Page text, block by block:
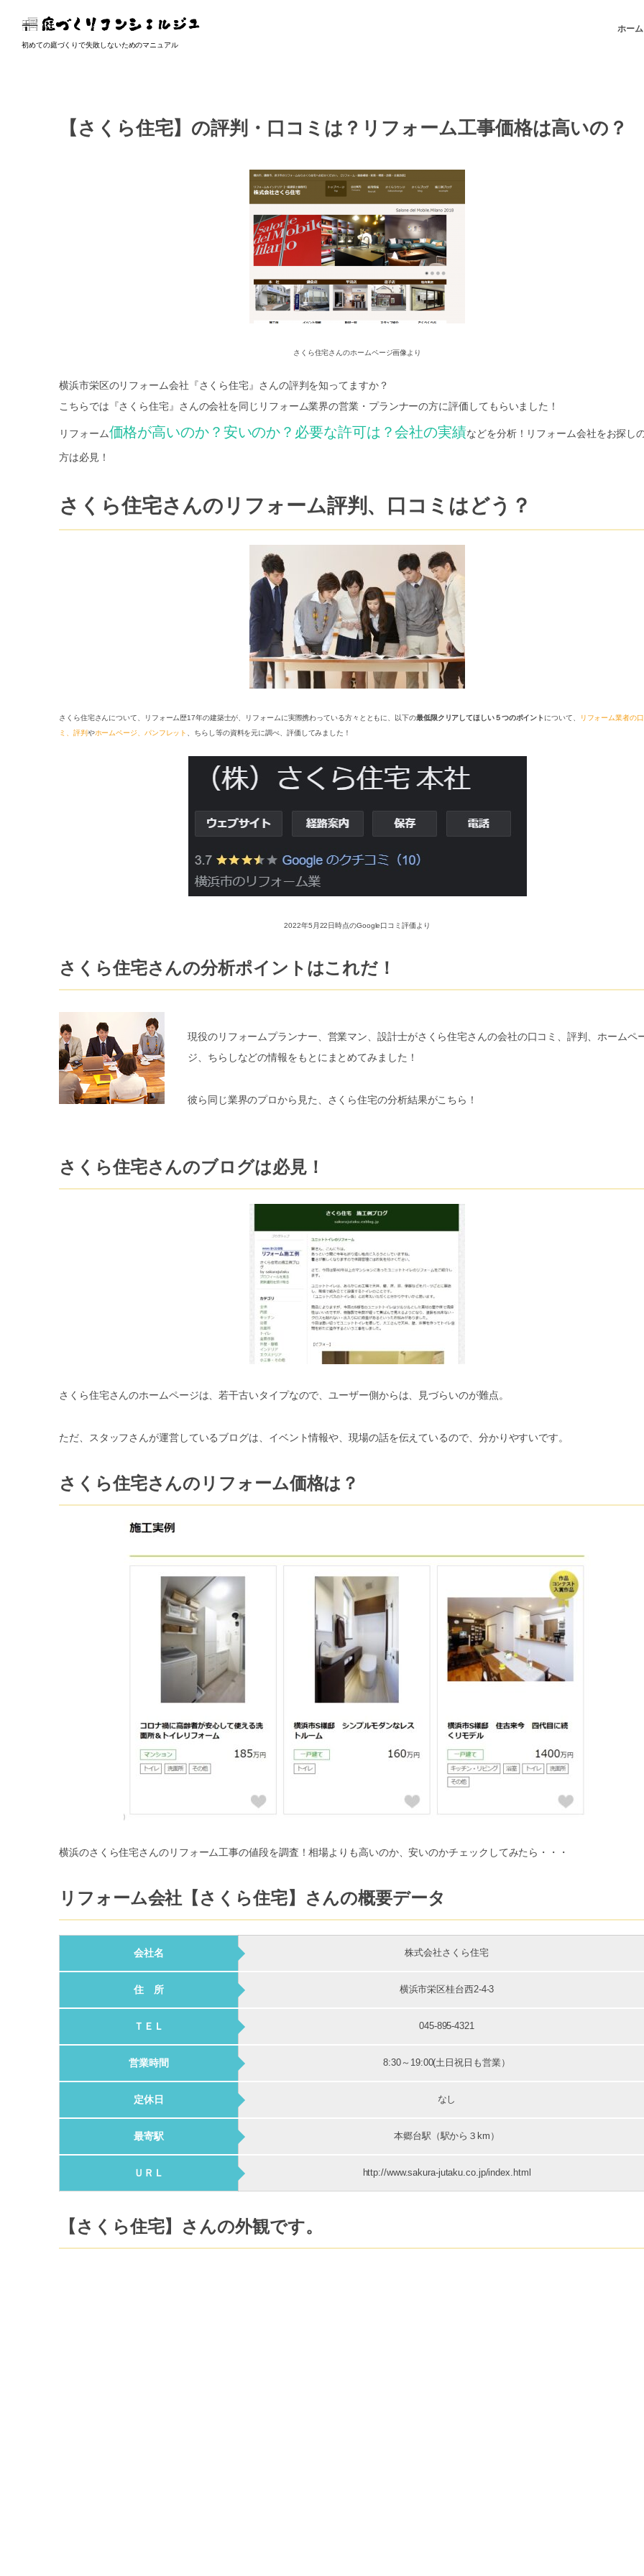
初めての庭づくりで失敗しないためのマニュアル
ホーム
【さくら住宅】の評判・口コミは？リフォーム工事価格は高いの？
さくら住宅さんのホームページ画像より
横浜市栄区のリフォーム会社『さくら住宅』さんの評判を知ってますか？
こちらでは『さくら住宅』さんの会社を同じリフォーム業界の営業・プランナーの方に評価してもらいました！
リフォーム価格が高いのか？安いのか？必要な許可は？会社の実績などを分析！リフォーム会社をお探し
方は必見！
さくら住宅さんのリフォーム評判、口コミはどう？
さくら住宅さんについて、リフォーム歴17年の建築士が、リフォームに実際携わっている方々とともに、以下の最低限クリアしてほしい５つのポイント について、
リフォーム業者の口
ミ、評判やホームページ、パンフレット 、ちらし等の資料を元に調べ、評価してみました！
2022年5月22日時点のGoogle口コミ評価より
さくら住宅さんの分析ポイントはこれだ！
現役のリフォームプランナー、営業マン、設計士がさくら住宅さんの会社の口コミ、評判、ホームペ
ジ、ちらしなどの情報をもとにまとめてみました！
彼ら同じ業界のプロから見た、さくら住宅の分析結果がこちら！
さくら住宅さんのブログは必見！
さくら住宅さんのホームページは、若干古いタイプなので、ユーザー側からは、見づらいのが難点。
ただ、スタッフさんが運営しているブログは、イベント情報や、現場の話を伝えているので、分かりやすいです。
さくら住宅さんのリフォーム価格は？
横浜のさくら住宅さんのリフォーム工事の値段を調査！相場よりも高いのか、安いのかチェックしてみたら・・・
リフォーム会社【さくら住宅】さんの概要データ
会社名 株式会社さくら住宅
住 所 横浜市栄区桂台西2-4-3
ＴＥＬ 045-895-4321
営業時間 8:30～19:00(土日祝日も営業）
定休日 なし
最寄駅 本郷台駅（駅から３km）
ＵＲＬ http://www.sakura-jutaku.co.jp/index.html
【さくら住宅】さんの外観です。